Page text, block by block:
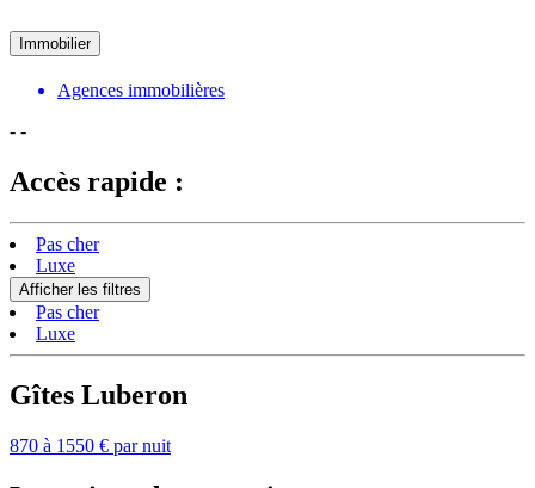
Immobilier
Agences immobilières
- -
Accès rapide :
Pas cher
Luxe
Afficher les filtres
Pas cher
Luxe
Gîtes Luberon
870 à 1550 € par nuit